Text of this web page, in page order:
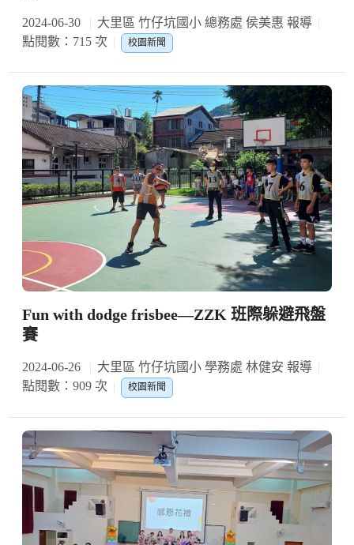
2024-06-30
大里區 竹仔坑國小 總務處 侯美惠 報導
點閱數：715 次
校園新聞
Fun with dodge frisbee—ZZK 班際躲避飛盤
賽
2024-06-26
大里區 竹仔坑國小 學務處 林健安 報導
點閱數：909 次
校園新聞